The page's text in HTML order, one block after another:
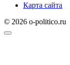
Карта сайта
© 2026 o-politico.ru